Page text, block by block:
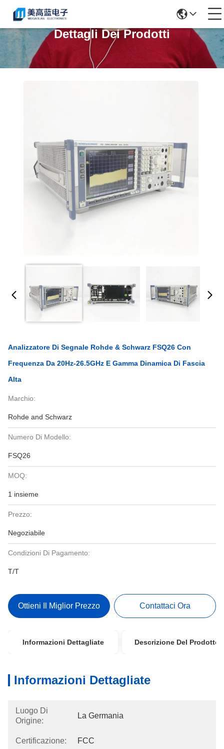
Dettagli Dei Prodotti
Analizzatore Di Segnale Rohde & Schwarz FSQ26 Con
Frequenza Da 20Hz-26.5GHz E Gamma Dinamica Di Fascia
Alta
Marchio:
Rohde and Schwarz
Numero Di Modello:
FSQ26
MOQ:
1 insieme
Prezzo:
Negoziabile
Condizioni Di Pagamento:
T/T
Ottieni Il Miglior Prezzo Contattaci Ora
Informazioni Dettagliate Descrizione Del Prodotto
Informazioni Dettagliate
Luogo Di
Origine:
La Germania
Certificazione: FCC